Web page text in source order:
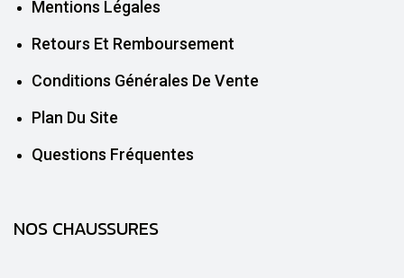
Mentions Légales
Retours Et Remboursement
Conditions Générales De Vente
Plan Du Site
Questions Fréquentes
NOS CHAUSSURES